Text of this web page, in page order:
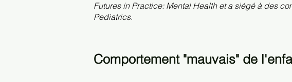
Futures in Practice: Mental Health et a siégé à des
Pediatrics.
Comportement "mauvais" de